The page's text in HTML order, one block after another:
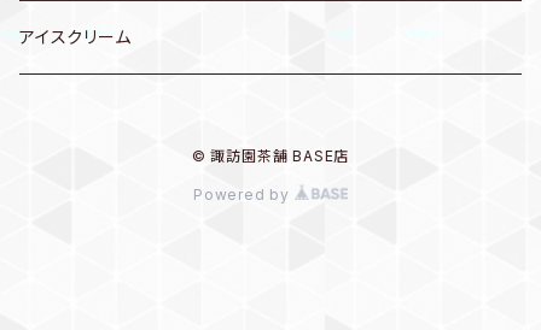
かぶせ茶
クールグリーンデラックス
アイスクリーム
© 諏訪園茶舗 BASE店
Powered by